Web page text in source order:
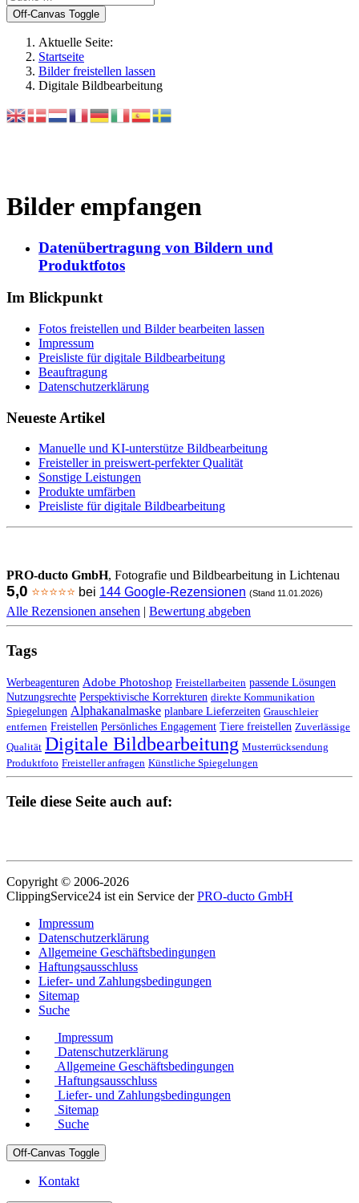
Off-Canvas Toggle
Aktuelle Seite:
Startseite
Bilder freistellen lassen
Digitale Bildbearbeitung
Bilder empfangen
Datenübertragung von Bildern und
Produktfotos
Im Blickpunkt
Fotos freistellen und Bilder bearbeiten lassen
Impressum
Preisliste für digitale Bildbearbeitung
Beauftragung
Datenschutzerklärung
Neueste Artikel
Manuelle und KI-unterstütze Bildbearbeitung
Freisteller in preiswert-perfekter Qualität
Sonstige Leistungen
Produkte umfärben
Preisliste für digitale Bildbearbeitung
PRO-ducto GmbH, Fotografie und Bildbearbeitung in Lichtenau
5,0 ⭐⭐⭐⭐⭐ bei 144 Google-Rezensionen (Stand 11.01.2026)
Alle Rezensionen ansehen | Bewertung abgeben
Tags
Werbeagenturen Adobe Photoshop Freistellarbeiten passende Lösungen
Nutzungsrechte Perspektivische Korrekturen direkte Kommunikation
Spiegelungen Alphakanalmaske planbare Lieferzeiten Grauschleier
entfernen Freistellen Persönliches Engagement Tiere freistellen Zuverlässige
Qualität Digitale Bildbearbeitung Musterrücksendung
Produktfoto Freisteller anfragen Künstliche Spiegelungen
Teile diese Seite auch auf:
Copyright © 2006-2026
ClippingService24 ist ein Service derPRO-ducto GmbH
Impressum
Datenschutzerklärung
Allgemeine Geschäftsbedingungen
Haftungsausschluss
Liefer- und Zahlungsbedingungen
Sitemap
Suche
Impressum
Datenschutzerklärung
Allgemeine Geschäftsbedingungen
Haftungsausschluss
Liefer- und Zahlungsbedingungen
Sitemap
Suche
Off-Canvas Toggle
Kontakt